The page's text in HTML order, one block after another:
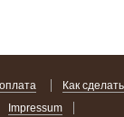
Как
Impressum